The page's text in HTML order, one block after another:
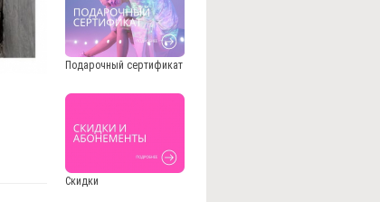
Подарочный сертификат
Скидки